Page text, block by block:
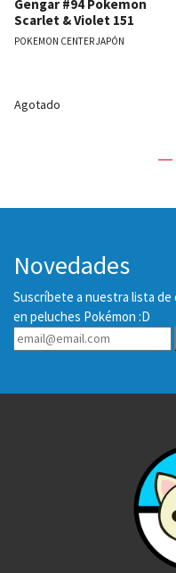
Gengar #94 Pokemon
Scarlet & Violet 151
POKEMON CENTER JAPÓN
Agotado
Novedades
Suscríbete a nuestra lista
en peluches Pokémon :D